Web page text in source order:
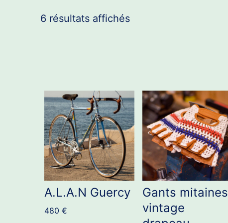
6 résultats affichés
A.L.A.N Guercy
480 €
Gants mitaines
vintage